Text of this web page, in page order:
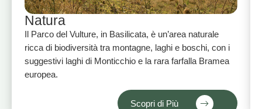
Natura
Il Parco del Vulture, in Basilicata, è un’area naturale
ricca di biodiversità tra montagne, laghi e boschi, con i
suggestivi laghi di Monticchio e la rara farfalla Bramea
europea.
Scopri di Più